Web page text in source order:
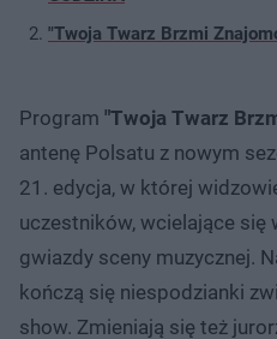
"Twoja Twarz Brzmi
Program "Twoja Twarz
antenę Polsatu z nowym
21. edycja, w której
uczestników, wcielające się
gwiazdy sceny muzycznej.
kończą się niespodzianki
show. Zmieniają się też